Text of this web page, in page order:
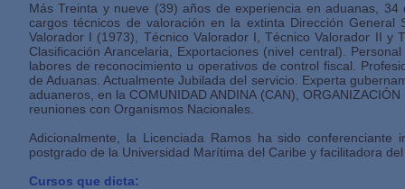
Más Treinta y nueve (39) años de experiencia en aduanas,
cargos técnicos de valoración en la extinta Dirección
Valorador I (1973), Técnico Valorador I, Técnico Valorador II y
Clasificación Arancelaria, Exportaciones (nivel central).
labores de reconocimiento u operativos de control fiscal.
de Aduanas. Actualmente Jubilada del servicio. Experta
aduaneros, en la COMUNIDAD ANDINA (CAN),
reuniones con Organismos Nacionales.
Adicionalmente, la Licenciada Ramos ha sido
postgrado de la Universidad Marítima del Caribe y facilitadora
Cursos que dicta: